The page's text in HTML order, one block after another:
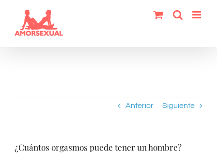
contenido
Anterior Siguiente
¿Cuántos orgasmos puede tener un hombre?